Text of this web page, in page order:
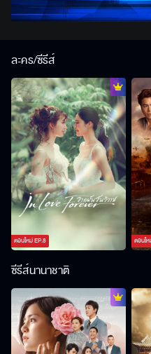
ละคร/ซีรีส์
ตอนใหม่EP.8 ตอนใ
ซีรีส์นานาชาติ